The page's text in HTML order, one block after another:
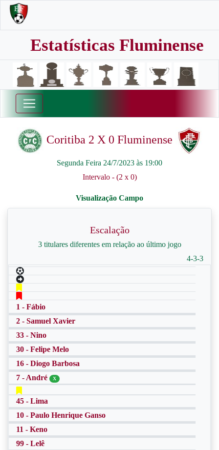
Estatísticas Fluminense
Coritiba 2 X 0 Fluminense
Segunda Feira 24/7/2023 às 19:00
Intervalo - (2 x 0)
Escalação
3 titulares diferentes em relação ao último jogo
4-3-3
1 - Fábio
2 - Samuel Xavier
33 - Nino
30 - Felipe Melo
16 - Diogo Barbosa
7 - André
X
45 - Lima
10 - Paulo Henrique Ganso
11 - Keno
99 - Lelê